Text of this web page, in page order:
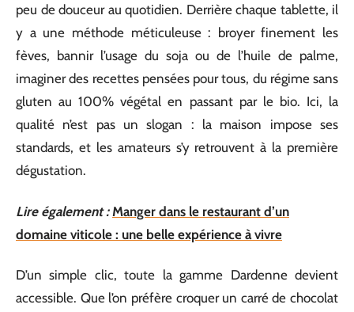
peu de douceur au quotidien. Derrière chaque tablette, il
y a une méthode méticuleuse : broyer finement les
fèves, bannir l’usage du soja ou de l’huile de palme,
imaginer des recettes pensées pour tous, du régime sans
gluten au 100% végétal en passant par le bio. Ici, la
qualité n’est pas un slogan : la maison impose ses
standards, et les amateurs s’y retrouvent à la première
dégustation.
Lire également : Manger dans le restaurant d’un
domaine viticole : une belle expérience à vivre
D’un simple clic, toute la gamme Dardenne devient
accessible. Que l’on préfère croquer un carré de chocolat